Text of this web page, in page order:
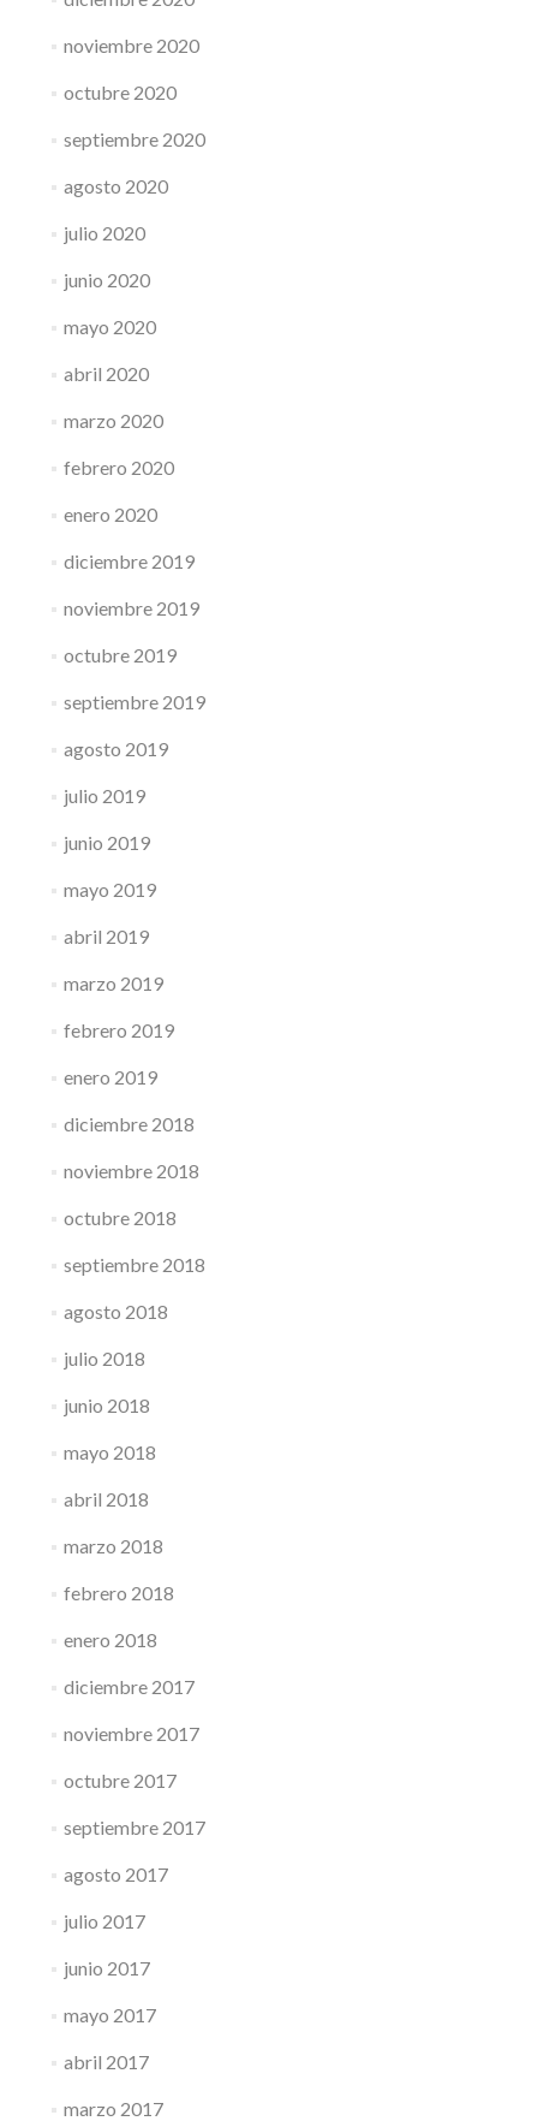
noviembre 2020
octubre 2020
septiembre 2020
agosto 2020
julio 2020
junio 2020
mayo 2020
abril 2020
marzo 2020
febrero 2020
enero 2020
diciembre 2019
noviembre 2019
octubre 2019
septiembre 2019
agosto 2019
julio 2019
junio 2019
mayo 2019
abril 2019
marzo 2019
febrero 2019
enero 2019
diciembre 2018
noviembre 2018
octubre 2018
septiembre 2018
agosto 2018
julio 2018
junio 2018
mayo 2018
abril 2018
marzo 2018
febrero 2018
enero 2018
diciembre 2017
noviembre 2017
octubre 2017
septiembre 2017
agosto 2017
julio 2017
junio 2017
mayo 2017
abril 2017
marzo 2017